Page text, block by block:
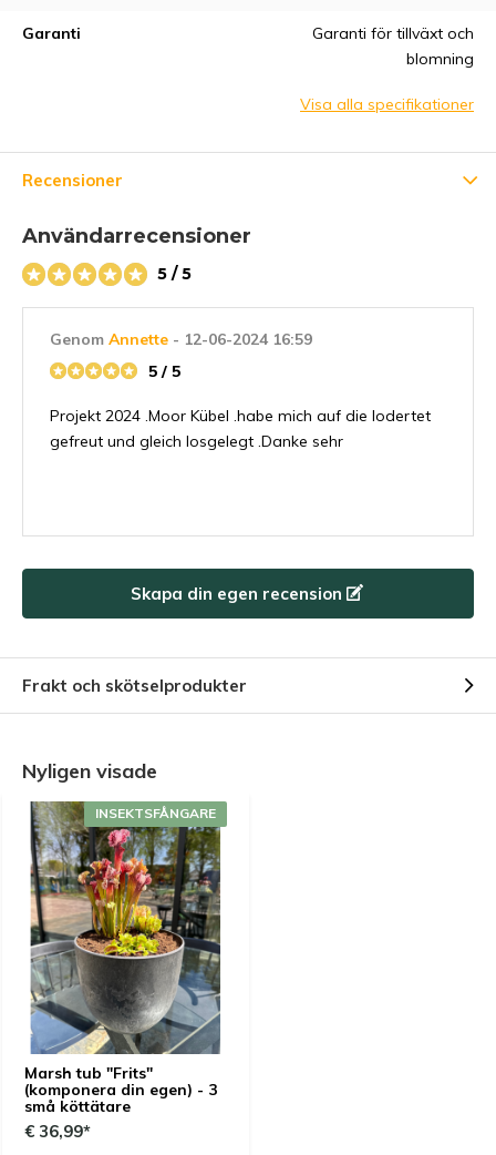
Garanti
Garanti för tillväxt och
blomning
Visa alla specifikationer
Recensioner
Användarrecensioner
5 / 5
Genom Annette - 12-06-2024 16:59
5 / 5
Projekt 2024 .Moor Kübel .habe mich auf die lodertet
gefreut und gleich losgelegt .Danke sehr
Skapa din egen recension
Frakt och skötselprodukter
Nyligen visade
Marsh tub "Frits"
(komponera din egen) - 3
små köttätare
INSEKTSFÅNGARE
€ 36,99*